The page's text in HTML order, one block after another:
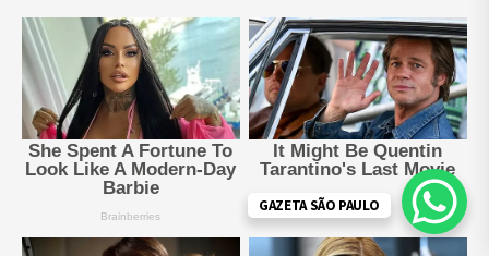
GAZETA SÃO PAULO